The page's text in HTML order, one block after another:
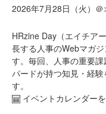
2026年7月28日（火）＠
HRzine Day（エイチア
長する人事のWebマガ
す。毎回、人事の重要
パードが持つ知見・経
す。
イベントカレンダー